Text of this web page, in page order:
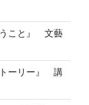
こと』 文藝
ーリー』 講